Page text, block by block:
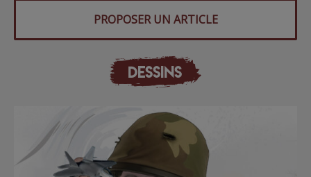
PROPOSER UN ARTICLE
DESSINS